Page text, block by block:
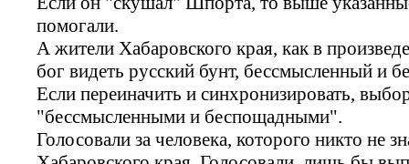
помогали.
А жители Хабаровского края, как в
бог видеть русский бунт, бессмысленный и
Если переиначить и синхронизировать,
"бессмысленными и беспощадными".
Голосовали за человека, которого никто не